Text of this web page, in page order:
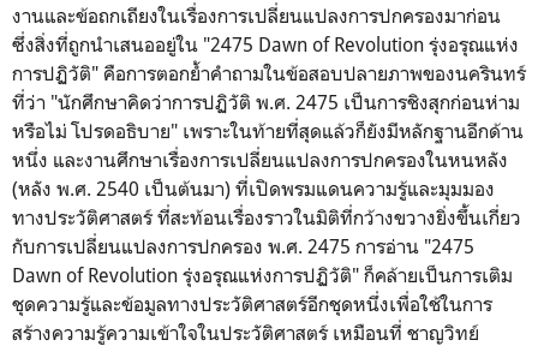
งานและข้อถกเถียงในเรื่องการเปลี่ยนแปลงการปกครองมาก่อน
ซึ่งสิ่งที่ถูกนำเสนออยู่ใน "2475 Dawn of Revolution รุ่งอรุณแห่ง
การปฏิวัติ" คือการตอกย้ำคำถามในข้อสอบปลายภาพของนครินทร์
ที่ว่า "นักศึกษาคิดว่าการปฏิวัติ พ.ศ. 2475 เป็นการชิงสุกก่อนห่าม
หรือไม่ โปรดอธิบาย" เพราะในท้ายที่สุดแล้วก็ยังมีหลักฐานอีกด้าน
หนึ่ง และงานศึกษาเรื่องการเปลี่ยนแปลงการปกครองในหนหลัง
(หลัง พ.ศ. 2540 เป็นต้นมา) ที่เปิดพรมแดนความรู้และมุมมอง
ทางประวัติศาสตร์ ที่สะท้อนเรื่องราวในมิติที่กว้างขวางยิ่งขึ้นเกี่ยว
กับการเปลี่ยนแปลงการปกครอง พ.ศ. 2475 การอ่าน "2475
Dawn of Revolution รุ่งอรุณแห่งการปฏิวัติ" ก็คล้ายเป็นการเติม
ชุดความรู้และข้อมูลทางประวัติศาสตร์อีกชุดหนึ่งเพื่อใช้ในการ
สร้างความรู้ความเข้าใจในประวัติศาสตร์ เหมือนที่ ชาญวิทย์